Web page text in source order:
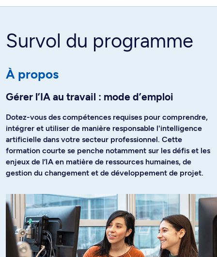
Survol du programme
À propos
Gérer l’IA au travail : mode d’emploi
Dotez-vous des compétences requises pour comprendre,
intégrer et utiliser de manière responsable l'intelligence
artificielle dans votre secteur professionnel. Cette
formation courte se penche notamment sur les défis et les
enjeux de l’IA en matière de ressources humaines, de
gestion du changement et de développement de projet.